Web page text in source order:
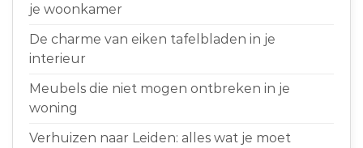
je woonkamer
De charme van eiken tafelbladen in je
interieur
Meubels die niet mogen ontbreken in je
woning
Verhuizen naar Leiden: alles wat je moet